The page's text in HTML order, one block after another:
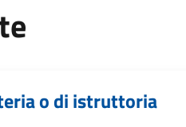
o di istruttoria